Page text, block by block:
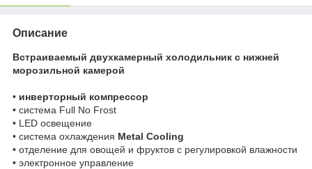
Описание
Встраиваемый двухкамерный холодильник с нижней
морозильной камерой
• инверторный компрессор
• система Full No Frost
• LED освещение
• система охлаждения Metal Cooling
• отделение для овощей и фруктов с регулировкой влажности
• электронное управление